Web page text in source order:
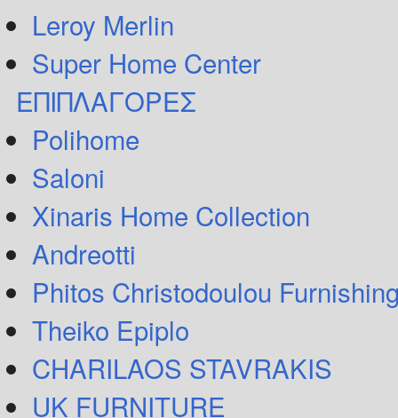
Leroy Merlin
Super Home Center
ΕΠΙΠΛΑΓΟΡΕΣ
Polihome
Saloni
Xinaris Home Collection
Andreotti
Phitos Christodoulou
Theiko Epiplo
CHARILAOS STAVRAKIS
UK FURNITURE